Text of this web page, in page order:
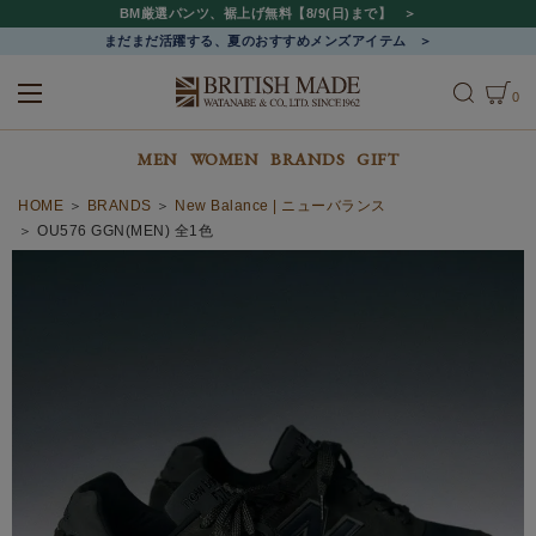
BM厳選パンツ、裾上げ無料【8/9(日)まで】
まだまだ活躍する、夏のおすすめメンズアイテム
0
MEN WOMEN BRANDS GIFT
HOME BRANDS
New Balance | ニューバランス
OU576 GGN(MEN) 全1色